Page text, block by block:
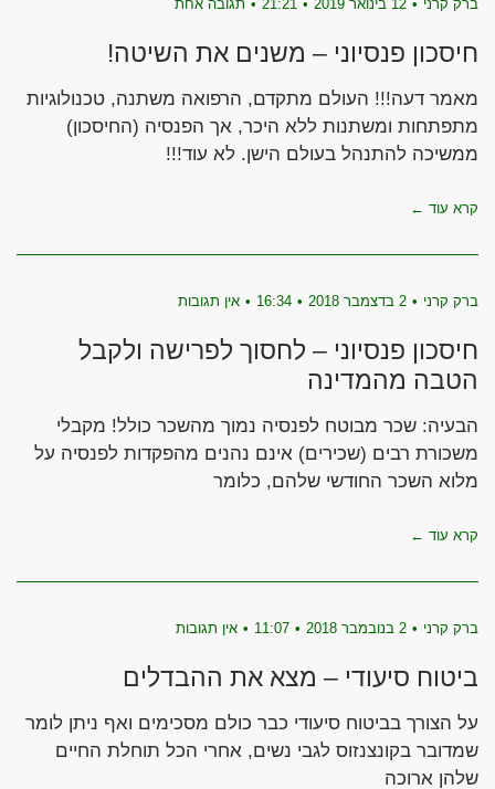
ברק קרני 12 בינואר 2019 21:21 תגובה אחת
חיסכון פנסיוני – משנים את השיטה!
מאמר דעה!!! העולם מתקדם, הרפואה משתנה, טכנולוגיות
מתפתחות ומשתנות ללא היכר, אך הפנסיה (החיסכון)
ממשיכה להתנהל בעולם הישן. לא עוד!!!
קרא עוד ←
ברק קרני 2 בדצמבר 2018 16:34 אין תגובות
חיסכון פנסיוני – לחסוך לפרישה ולקבל
הטבה מהמדינה
הבעיה: שכר מבוטח לפנסיה נמוך מהשכר כולל! מקבלי
משכורת רבים (שכירים) אינם נהנים מהפקדות לפנסיה על
מלוא השכר החודשי שלהם, כלומר
קרא עוד ←
ברק קרני 2 בנובמבר 2018 11:07 אין תגובות
ביטוח סיעודי – מצא את ההבדלים
על הצורך בביטוח סיעודי כבר כולם מסכימים ואף ניתן לומר
שמדובר בקונצנזוס לגבי נשים, אחרי הכל תוחלת החיים
שלהן ארוכה